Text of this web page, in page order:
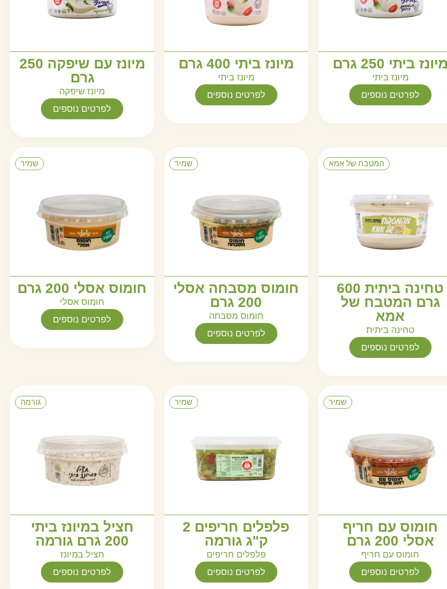
ביתי 250 גרם
מיונז ביתי
לפרטים נוספים
מיונז ביתי 400 גרם
מיונז ביתי
לפרטים נוספים
מיונז עם שיפקה 250
גרם
מיונז שיפקה
לפרטים נוספים
המטבח של אמא
טחינה ביתית 600
גרם המטבח של
אמא
טחינה ביתית
לפרטים נוספים
שמיר
חומוס מסבחה אסלי
200 גרם
חומוס מסבחה
לפרטים נוספים
שמיר
חומוס אסלי 200 גרם
חומוס אסלי
לפרטים נוספים
שמיר
חומוס עם חריף
אסלי 200 גרם
חומוס עם חריף
לפרטים נוספים
שמיר
פלפלים חריפים 2
ק"ג גורמה
פלפלים חריפים
לפרטים נוספים
גורמה
חציל במיונז ביתי
200 גרם גורמה
חציל במיונז
לפרטים נוספים